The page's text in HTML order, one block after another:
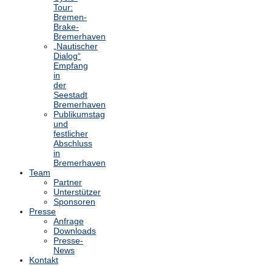
Tour:
Bremen-
Brake-
Bremerhaven
„Nautischer
Dialog“
Empfang
in
der
Seestadt
Bremerhaven
Publikumstag
und
festlicher
Abschluss
in
Bremerhaven
Team
Partner
Unterstützer
Sponsoren
Presse
Anfrage
Downloads
Presse-
News
Kontakt